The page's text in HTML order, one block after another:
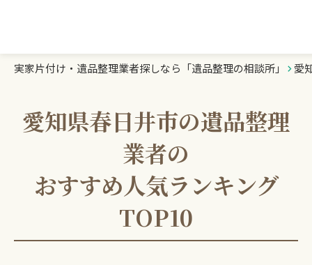
遺品整理の相談所TOP
業者を探す
初めての方へ
豆知識
実家片付け・遺品整理業者探しなら「遺品整理の相談所」 愛
愛知県春日井市の遺品整理
業者の
おすすめ人気ランキング
TOP10